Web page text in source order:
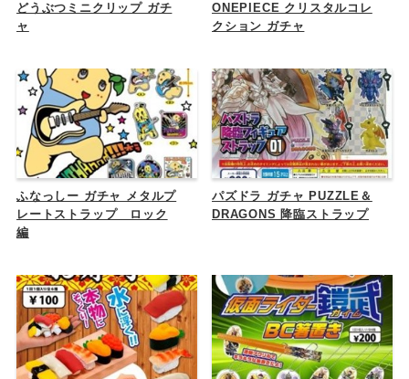
どうぶつミニクリップ ガチ
ャ
ONEPIECE クリスタルコレ
クション ガチャ
ふなっしー ガチャ メタルプ
レートストラップ ロック
編
パズドラ ガチャ PUZZLE＆
DRAGONS 降臨ストラップ